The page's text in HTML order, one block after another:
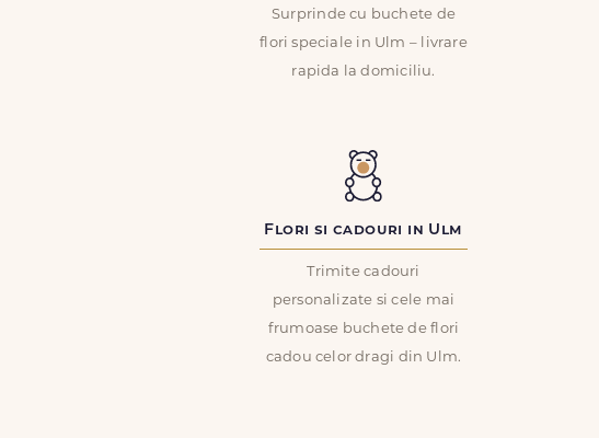
Surprinde cu buchete de
flori speciale in Ulm – livrare
rapida la domiciliu.
Flori si cadouri in Ulm
Trimite cadouri
personalizate si cele mai
frumoase buchete de flori
cadou celor dragi din Ulm.